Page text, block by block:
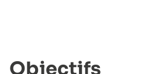
Objectifs